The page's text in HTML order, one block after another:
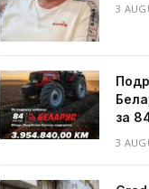
3
за
3